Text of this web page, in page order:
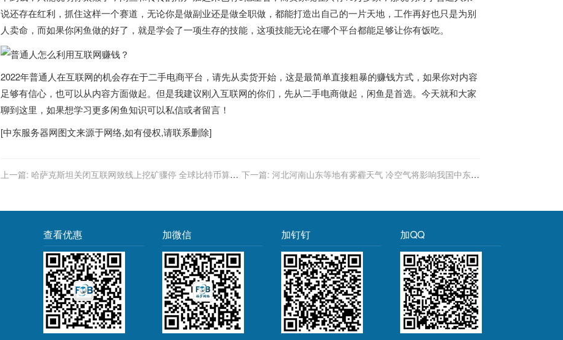
说还存在红利，抓住这样一个赛道，无论你是做副业还是做全职做，都能打造出自己的一片天地，工作再好也只是为别
人卖命，而如果你闲鱼做的好了，就是学会了一项生存的技能，这项技能无论在哪个平台都能足够让你有饭吃。
2022年普通人在互联网的机会存在于二手电商平台，请先从卖货开始，这是最简单直接粗暴的赚钱方式，如果你对内容
足够有信心，也可以从内容方面做起。但是我建议刚入互联网的你们，先从二手电商做起，闲鱼是首选。今天就和大家
聊到这里，如果想学习更多闲鱼知识可以私信或者留言！
[中东服务器网图文来源于网络,如有侵权,请联系删除]
上一篇: 哈萨克斯坦关闭互联网致线上挖矿骤停 全球比特币算力 下一篇: 河北河南山东等地有雾霾天气 冷空气将影响我国中东部
查看优惠 加微信 加钉钉 加QQ